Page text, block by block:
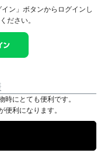
ン」ボタンからログインし
ださい。
にとても便利です。
利になります。